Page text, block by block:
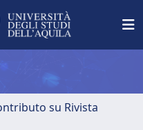
su Rivista